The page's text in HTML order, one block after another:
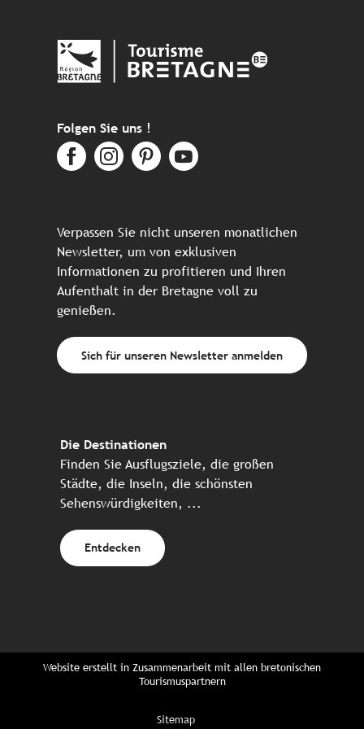
Folgen Sie uns !
Verpassen Sie nicht unseren monatlichen
Newsletter, um von exklusiven
Informationen zu profitieren und Ihren
Aufenthalt in der Bretagne voll zu
genießen.
Sich für unseren Newsletter anmelden
Die Destinationen
Finden Sie Ausflugsziele, die großen
Städte, die Inseln, die schönsten
Sehenswürdigkeiten, ...
Entdecken
Website erstellt in Zusammenarbeit mit allen bretonischen
Tourismuspartnern
Sitemap